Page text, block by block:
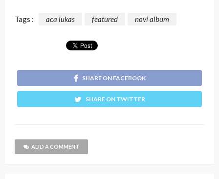
Tags : aca lukas featured novi album
SHARE ON FACEBOOK
SHARE ON TWITTER
ADD A COMMENT